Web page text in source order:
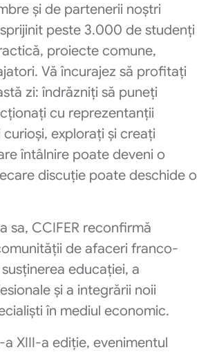
și de partenerii noștri
peste 3.000 de studenți
proiecte comune,
Vă încurajez să profitați
zi: îndrăzniți să puneți
cu reprezentanții
explorați și creați
întâlnire poate deveni o
discuție poate deschide o
sa, CCIFER reconfirmă
de afaceri franco-
educației, a
și a integrării noii
în mediul economic.
XIII-a ediție, evenimentul